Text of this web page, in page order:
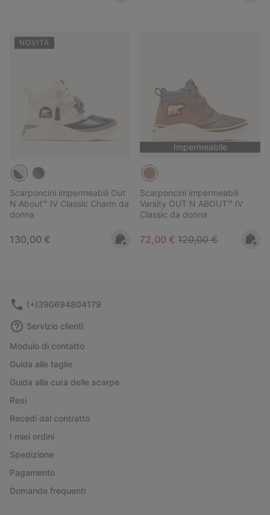
NOVITÀ
Scarponcini impermeabili Out
N About™ IV Classic Charm da
donna
Regular price:
130,00 €
Impermeabile
Scarponcini impermeabili
Varsity OUT N ABOUT™ IV
Classic da donna
Sale price:
72,00 € Regular price:
120,00 €
(+)390694804179
Servizio clienti
Modulo di contatto
Guida alle taglie
Guida alla cura delle scarpe
Resi
Recedi dal contratto
I miei ordini
Spedizione
Pagamento
Domande frequenti